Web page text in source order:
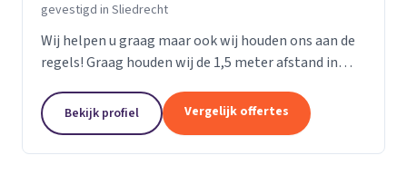
gevestigd in Sliedrecht
Wij helpen u graag maar ook wij houden ons aan de
regels! Graag houden wij de 1,5 meter afstand in
hetzelfde te doen zowel naar ons als naar de
andere...
Bekijk profiel Vergelijk offertes